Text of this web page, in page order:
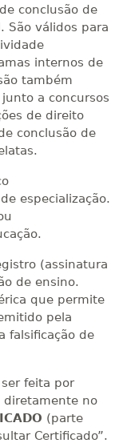
conclusão de
São válidos para
internos de
também
a concursos
de direito
conclusão de
especialização.
(assinatura
de ensino.
que permite
pela
falsificação de
feita por
diretamente no
(parte
Certificado”.